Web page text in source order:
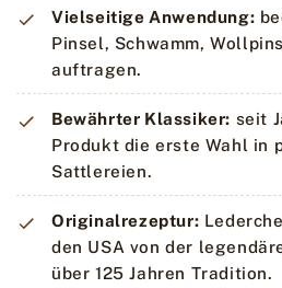
Vielseitige Anwendung:
Pinsel, Schwamm,
auftragen.
Bewährter Klassiker: seit
Produkt die erste Wahl in
Sattlereien.
Originalrezeptur:
den USA von der
über 125 Jahren Tradition.